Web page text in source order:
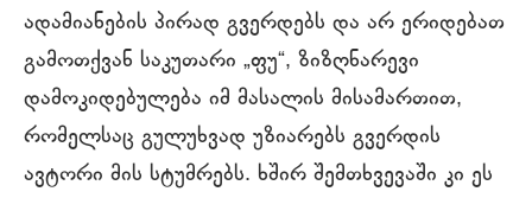
ადამიანების პირად გვერდებს და არ ერიდებათ
გამოთქვან საკუთარი „ფუ“, ზიზღნარევი
დამოკიდებულება იმ მასალის მისამართით,
რომელსაც გულუხვად უზიარებს გვერდის
ავტორი მის სტუმრებს. ხშირ შემთხვევაში კი ეს